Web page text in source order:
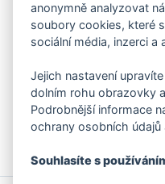
Aplikace
Chcete dostávat do
ankety, pozvánky
Více
anonymně analyzovat
soubory cookies, které
sociální média, inzerci a
Jejich nastavení
dolním rohu obrazovky
Podrobnější informace
ochrany osobních
Souhlasíte s